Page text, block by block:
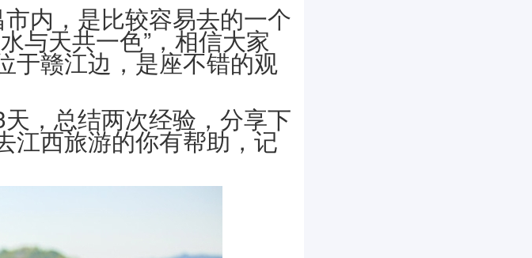
内，是比较容易去的一个
与天共一色”，相信大家
于赣江边，是座不错的观
，总结两次经验，分享下
江西旅游的你有帮助，记